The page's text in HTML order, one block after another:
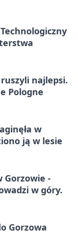
najlepsi.
Pologne
w
ją w lesie
Gorzowie -
w góry.
Gorzowa